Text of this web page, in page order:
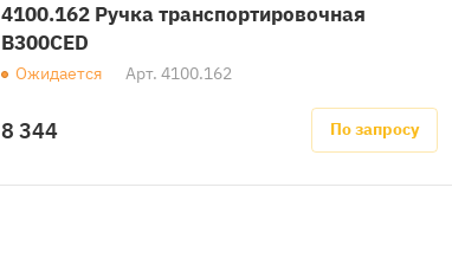
4100.162 Ручка транспортировочная
B300CED
Ожидается Арт. 4100.162
8 344 По запросу